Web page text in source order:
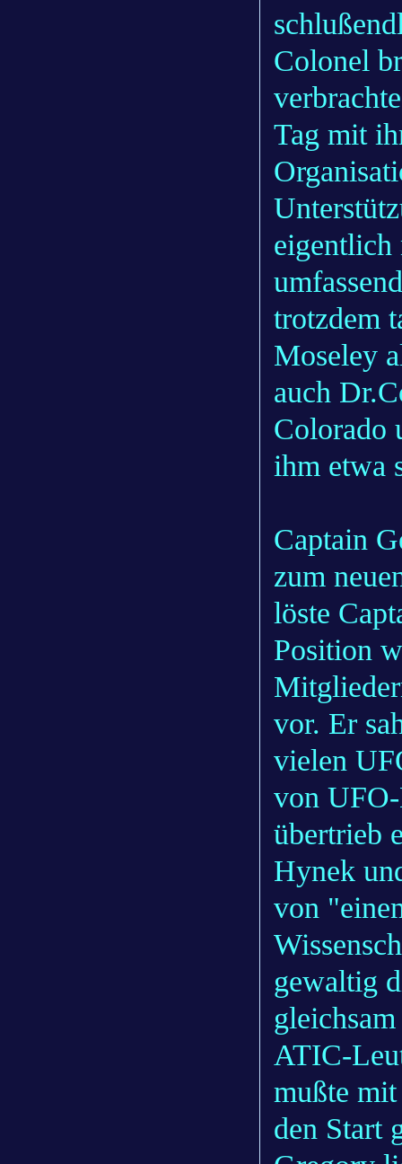
Colonel
Tag mit
eigentlich
trotzdem
Moseley
auch
Colorado
ihm etwa
Captain
zum
löste
Position
vor. Er
vielen
von
übertrieb
Hynek
von
gewaltig
ATIC-
mußte
den Start